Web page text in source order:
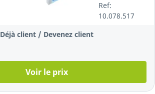
anneaux D 20
mm, dos 34
Ref:
10.078.517
Déjà client / Devenez client
Voir le prix